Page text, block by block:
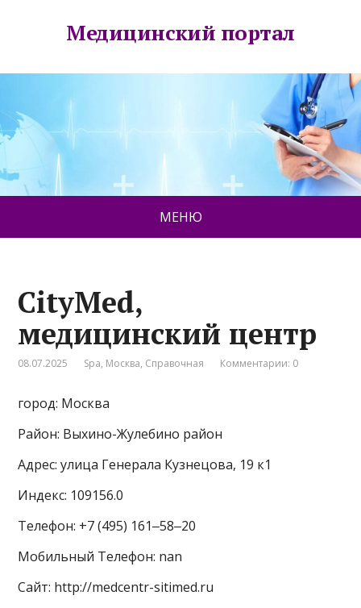
Медицинский портал
МЕНЮ
CityMed,
медицинский центр
08.07.2025 Spa, Москва, Справочная Комментарии: 0
город: Москва
Район: Выхино-Жулебино район
Адрес: улица Генерала Кузнецова, 19 к1
Индекс: 109156.0
Телефон: +7 (495) 161‒58‒20
Мобильный Телефон: nan
Сайт: http://medcentr-sitimed.ru